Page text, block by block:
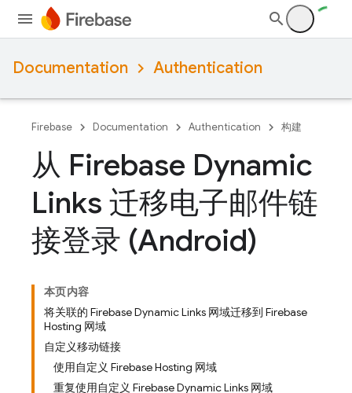
Documentation Authentication
Firebase Documentation Authentication 构建
从 Firebase Dynamic
Links 迁移电子邮件链
接登录 (Android)
本页内容
将关联的 Firebase Dynamic Links 网域迁移到 Firebase
Hosting 网域
自定义移动链接
使用自定义 Firebase Hosting 网域
重复使用自定义 Firebase Dynamic Links 网域